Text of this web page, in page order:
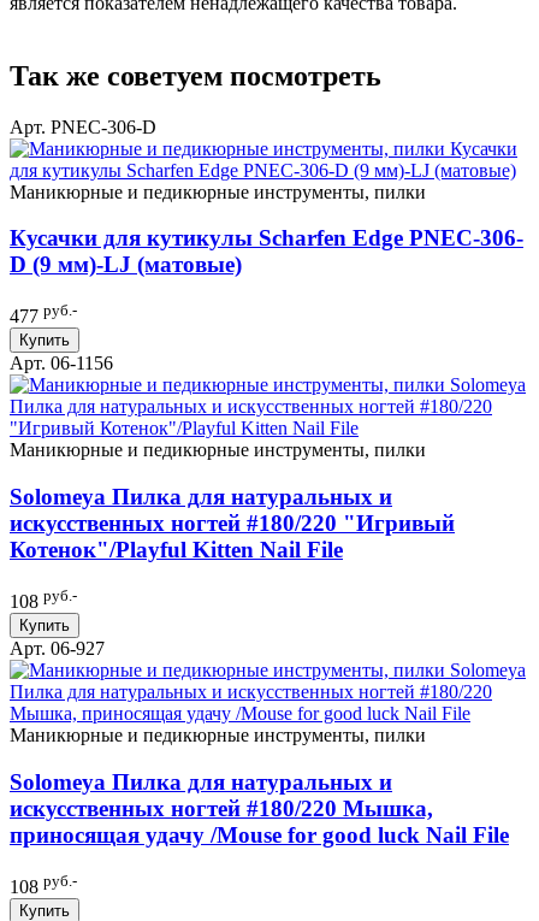
Так же советуем посмотреть
Арт. PNEC-306-D
Маникюрные и педикюрные инструменты, пилки
Кусачки для кутикулы Scharfen Edge PNEC-306-
D (9 мм)-LJ (матовые)
477 руб.-
Купить
Арт. 06-1156
Маникюрные и педикюрные инструменты, пилки
Solomeya Пилка для натуральных и
искусственных ногтей #180/220 "Игривый
Котенок"/Playful Kitten Nail File
108 руб.-
Купить
Арт. 06-927
Маникюрные и педикюрные инструменты, пилки
Solomeya Пилка для натуральных и
искусственных ногтей #180/220 Мышка,
приносящая удачу /Mouse for good luck Nail File
108 руб.-
Купить